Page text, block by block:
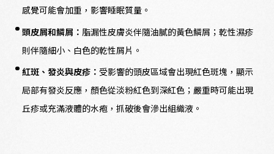
感覺可能會加重，影響睡眠質量。
頭皮屑和鱗屑： 脂漏性皮膚炎伴隨油膩的黃色鱗屑；乾性濕疹
則伴隨細小、白色的乾性屑片。
紅斑、發炎與皮疹： 受影響的頭皮區域會出現紅色斑塊，顯示
局部有發炎反應，顏色從淡粉紅色到深紅色；嚴重時可能出現
丘疹或充滿液體的水疱，抓破後會滲出組織液。